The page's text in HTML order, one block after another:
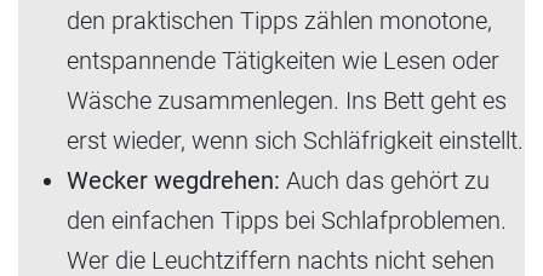
den praktischen Tipps zählen monotone,
entspannende Tätigkeiten wie Lesen oder
Wäsche zusammenlegen. Ins Bett geht es
erst wieder, wenn sich Schläfrigkeit einstellt.
Wecker wegdrehen: Auch das gehört zu
den einfachen Tipps bei Schlafproblemen.
Wer die Leuchtziffern nachts nicht sehen